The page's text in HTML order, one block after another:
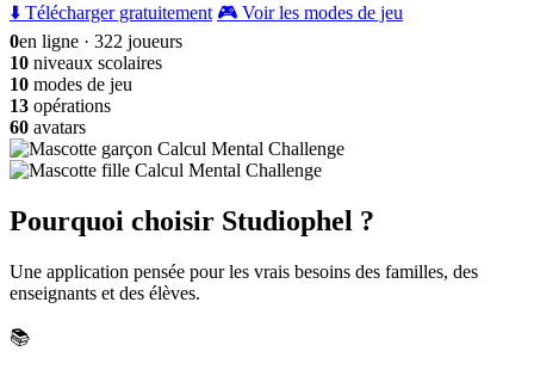
⬇️ Télécharger gratuitement 🎮 Voir les modes de jeu
0en ligne · 322 joueurs
10 niveaux scolaires
10 modes de jeu
13 opérations
60 avatars
Pourquoi choisir Studiophel ?
Une application pensée pour les vrais besoins des familles, des
enseignants et des élèves.
📚